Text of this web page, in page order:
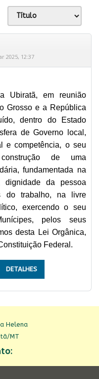
2025, 12:37
Ubiratã, em reunião
Grosso e a República
dentro do Estado
de Governo local,
e competência, o seu
de uma
fundamentada na
dignidade da pessoa
do trabalho, na livre
exercendo o seu
pelos seus
desta Lei Orgânica,
Federal.
DETALHES
Helena
MT